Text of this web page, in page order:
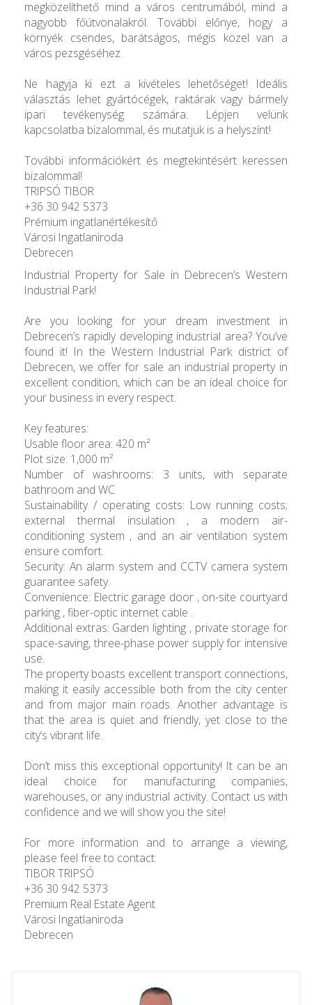
megközelíthető mind a város centrumából, mind a
nagyobb főútvonalakról. További előnye, hogy a
környék csendes, barátságos, mégis közel van a
város pezsgéséhez.
Ne hagyja ki ezt a kivételes lehetőséget! Ideális
választás lehet gyártócégek, raktárak vagy bármely
ipari tevékenység számára. Lépjen velünk
kapcsolatba bizalommal, és mutatjuk is a helyszínt!
További információkért és megtekintésért keressen
bizalommal!
TRIPSÓ TIBOR
+36 30 942 5373
Prémium ingatlanértékesítő
Városi Ingatlaniroda
Debrecen
Industrial Property for Sale in Debrecen’s Western
Industrial Park!
Are you looking for your dream investment in
Debrecen’s rapidly developing industrial area? You’ve
found it! In the Western Industrial Park district of
Debrecen, we offer for sale an industrial property in
excellent condition, which can be an ideal choice for
your business in every respect.
Key features:
Usable floor area: 420 m²
Plot size: 1,000 m²
Number of washrooms: 3 units, with separate
bathroom and WC
Sustainability / operating costs: Low running costs;
external thermal insulation , a modern air-
conditioning system , and an air ventilation system
ensure comfort.
Security: An alarm system and CCTV camera system
guarantee safety.
Convenience: Electric garage door , on-site courtyard
parking , fiber-optic internet cable .
Additional extras: Garden lighting , private storage for
space-saving, three-phase power supply for intensive
use.
The property boasts excellent transport connections,
making it easily accessible both from the city center
and from major main roads. Another advantage is
that the area is quiet and friendly, yet close to the
city’s vibrant life.
Don’t miss this exceptional opportunity! It can be an
ideal choice for manufacturing companies,
warehouses, or any industrial activity. Contact us with
confidence and we will show you the site!
For more information and to arrange a viewing,
please feel free to contact:
TIBOR TRIPSÓ
+36 30 942 5373
Premium Real Estate Agent
Városi Ingatlaniroda
Debrecen